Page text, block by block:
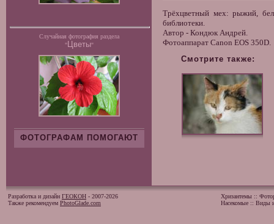
Случайная фотография раздела
"Цветы"
ФОТОГРАФАМ ПОМОГАЮТ
Трёхцветный мех: рыжий,
библиотеки.
Автор - Кондюк Андрей.
Фотоаппарат Canon EOS 350D.
Смотрите также:
Разработка и дизайн ГЕОКОН - 2007-2026
Также рекомендуем PhotoGlade.com
Хризантемы ::
Насекомые :: Виды